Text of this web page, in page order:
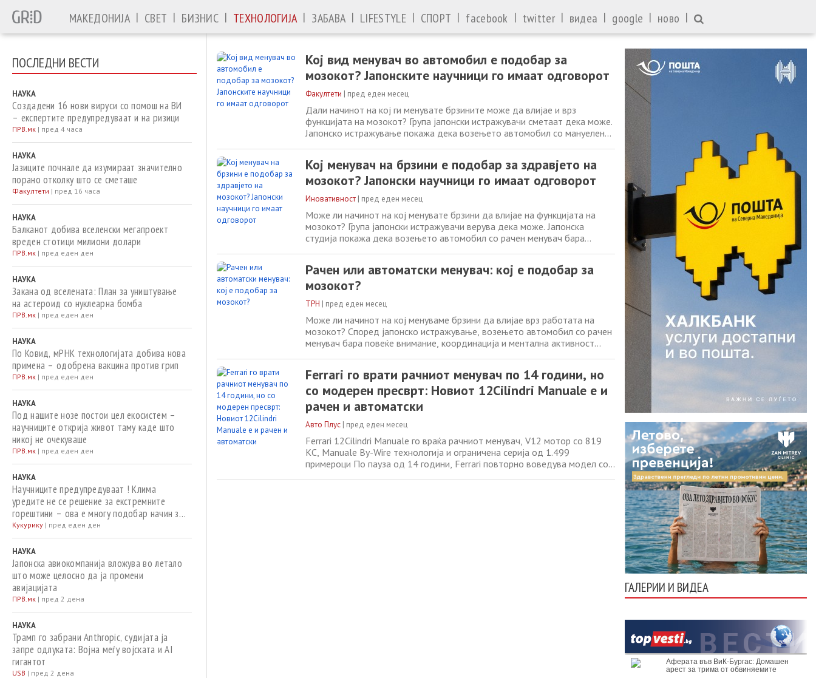
МАКЕДОНИЈА | СВЕТ | БИЗНИС | ТЕХНОЛОГИЈА | ЗАБАВА | LIFESTYLE | СПОРТ | facebook | twitter | видеа | google | ново |
ПОСЛЕДНИ ВЕСТИ
НАУКА
Создадени 16 нови вируси со помош на ВИ
– експертите предупредуваат и на ризици
ПРВ.мк | пред 4 часа
НАУКА
Јазиците почнале да изумираат значително
порано отколку што се сметаше
Факултети | пред 16 часа
НАУКА
Балканот добива вселенски мегапроект
вреден стотици милиони долари
ПРВ.мк | пред еден ден
НАУКА
Закана од вселената: План за уништување
на астероид со нуклеарна бомба
ПРВ.мк | пред еден ден
НАУКА
По Ковид, мРНК технологијата добива нова
примена – одобрена вакцина против грип
ПРВ.мк | пред еден ден
НАУКА
Под нашите нозе постои цел екосистем –
научниците открија живот таму каде што
никој не очекуваше
ПРВ.мк | пред еден ден
НАУКА
Научниците предупредуваат ! Клима
уредите не се решение за екстремните
горештини – ова е многу подобар начин за
ладење
Кукурику | пред еден ден
НАУКА
Јапонска авиокомпанија вложува во летало
што може целосно да ја промени
авијацијата
ПРВ.мк | пред 2 дена
НАУКА
Трамп го забрани Anthropic, судијата ја
запре одлуката: Војна меѓу војската и AI
гигантот
USB | пред 2 дена
Кој вид менувач во автомобил е подобар за
мозокот? Јапонските научници го имаат одговорот
Факултети | пред еден месец
Дали начинот на кој ги менувате брзините може да влијае и врз
функцијата на мозокот? Група јапонски истражувачи сметаат дека може.
Јапонско истражување покажа дека возењето автомобил со мануелен
зачувувањето на одредени когнитивни
Кој менувач на брзини е подобар за здравјето на
мозокот? Јапонски научници го имаат одговорот
Иновативност | пред еден месец
Може ли начинот на кој менувате брзини да влијае на функцијата на
мозокот? Група јапонски истражувачи верува дека може. Јапонска
студија покажа дека возењето автомобил со рачен менувач бара
одредени когнитивни способности на долг
Рачен или автоматски менувач: кој е подобар за
мозокот?
ТРН | пред еден месец
Може ли начинот на кој менуваме брзини да влијае врз работата на
мозокот? Според јапонско истражување, возењето автомобил со рачен
менувач бара повеќе внимание, координација и ментална активност
способности. Причината е во тоа
Ferrari го врати рачниот менувач по 14 години, но
со модерен пресврт: Новиот 12Cilindri Manuale е и
рачен и автоматски
Авто Плус | пред еден месец
Ferrari 12Cilindri Manuale го враќа рачниот менувач, V12 мотор со 819
КС, Manuale By-Wire технологија и ограничена серија од 1.499
примероци По пауза од 14 години, Ferrari повторно воведува модел со
ГАЛЕРИИ И ВИДЕА